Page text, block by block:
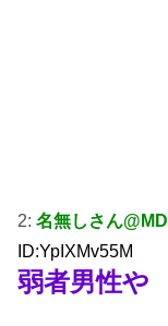
2: 名無しさん@MD
ID:YpIXMv55M
弱者男性や